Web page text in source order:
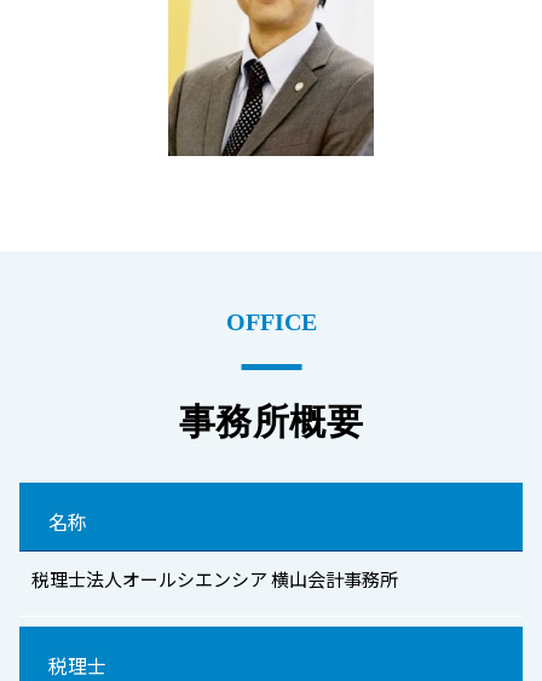
OFFICE
事務所概要
名称
税理士法人オールシエンシア 横山会計事務所
税理士